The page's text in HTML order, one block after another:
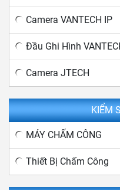
Camera VANTECH IP
Đầu Ghi Hình
Camera JTECH
KIỂM
MÁY CHẤM CÔNG
Thiết Bị Chấm Công